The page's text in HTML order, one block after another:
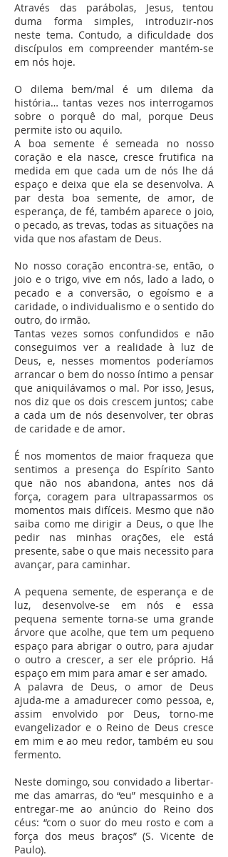
Através das parábolas, Jesus, tentou
duma forma simples, introduzir-nos
neste tema. Contudo, a dificuldade dos
discípulos em compreender mantém-se
em nós hoje.
O dilema bem/mal é um dilema da
história… tantas vezes nos interrogamos
sobre o porquê do mal, porque Deus
permite isto ou aquilo.
A boa semente é semeada no nosso
coração e ela nasce, cresce frutifica na
medida em que cada um de nós lhe dá
espaço e deixa que ela se desenvolva. A
par desta boa semente, de amor, de
esperança, de fé, também aparece o joio,
o pecado, as trevas, todas as situações na
vida que nos afastam de Deus.
No nosso coração encontra-se, então, o
joio e o trigo, vive em nós, lado a lado, o
pecado e a conversão, o egoísmo e a
caridade, o individualismo e o sentido do
outro, do irmão.
Tantas vezes somos confundidos e não
conseguimos ver a realidade à luz de
Deus, e, nesses momentos poderíamos
arrancar o bem do nosso íntimo a pensar
que aniquilávamos o mal. Por isso, Jesus,
nos diz que os dois crescem juntos; cabe
a cada um de nós desenvolver, ter obras
de caridade e de amor.
É nos momentos de maior fraqueza que
sentimos a presença do Espírito Santo
que não nos abandona, antes nos dá
força, coragem para ultrapassarmos os
momentos mais difíceis. Mesmo que não
saiba como me dirigir a Deus, o que lhe
pedir nas minhas orações, ele está
presente, sabe o que mais necessito para
avançar, para caminhar.
A pequena semente, de esperança e de
luz, desenvolve-se em nós e essa
pequena semente torna-se uma grande
árvore que acolhe, que tem um pequeno
espaço para abrigar o outro, para ajudar
o outro a crescer, a ser ele próprio. Há
espaço em mim para amar e ser amado.
A palavra de Deus, o amor de Deus
ajuda-me a amadurecer como pessoa, e,
assim envolvido por Deus, torno-me
evangelizador e o Reino de Deus cresce
em mim e ao meu redor, também eu sou
fermento.
Neste domingo, sou convidado a libertar-
me das amarras, do “eu” mesquinho e a
entregar-me ao anúncio do Reino dos
céus: “com o suor do meu rosto e com a
força dos meus braços” (S. Vicente de
Paulo).